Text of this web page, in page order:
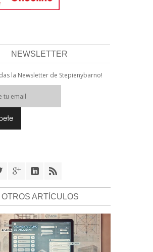
NEWSLETTER
la Newsletter de Stepienybarno!
OTROS ARTÍCULOS